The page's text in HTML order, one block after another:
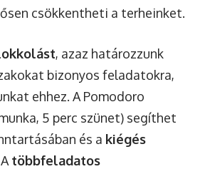
csökkentheti a terheinket.
, azaz határozzunk
bizonyos feladatokra,
ehhez. A Pomodoro
5 perc szünet) segíthet
és a kiégés
többfeladatos